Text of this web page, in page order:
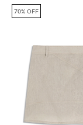
70% OFF